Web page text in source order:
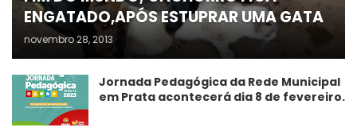
ENGATADO,APÓS ESTUPRAR UMA GATA
novembro 28, 2013
Jornada Pedagógica da Rede Municipal
em Prata acontecerá dia 8 de fevereiro.